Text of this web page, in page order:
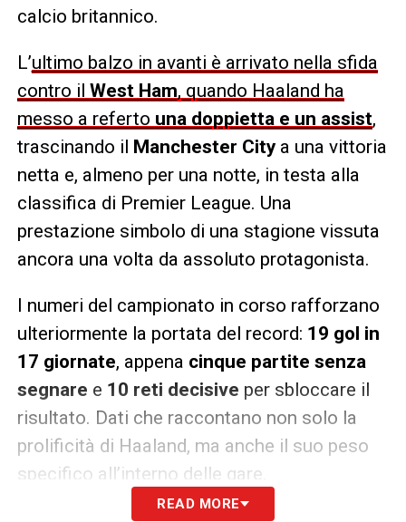
calcio britannico.
L’ultimo balzo in avanti è arrivato nella sfida
contro il West Ham, quando Haaland ha
messo a referto una doppietta e un assist,
trascinando il Manchester Citya una vittoria
netta e, almeno per una notte, in testa alla
classifica di Premier League. Una
prestazione simbolo di una stagione vissuta
ancora una volta da assoluto protagonista.
I numeri del campionato in corso rafforzano
ulteriormente la portata del record: 19 gol in
17 giornate, appena cinque partite senza
segnare e 10 reti decisive per sbloccare il
risultato. Dati che raccontano non solo la
prolificità di Haaland, ma anche il suo peso
specifico all’interno delle gare.
READ MORE